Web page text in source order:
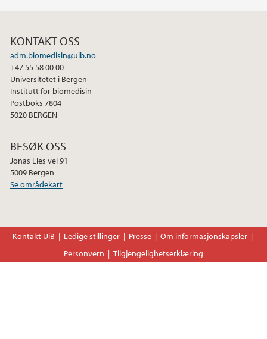
KONTAKT OSS
adm.biomedisin@uib.no
+47 55 58 00 00
Universitetet i Bergen
Institutt for biomedisin
Postboks 7804
5020 BERGEN
BESØK OSS
Jonas Lies vei 91
5009 Bergen
Se områdekart
Kontakt UiB Ledige stillinger Presse
Om informasjonskapsler
Personvern
Tilgjengelighetserklæring